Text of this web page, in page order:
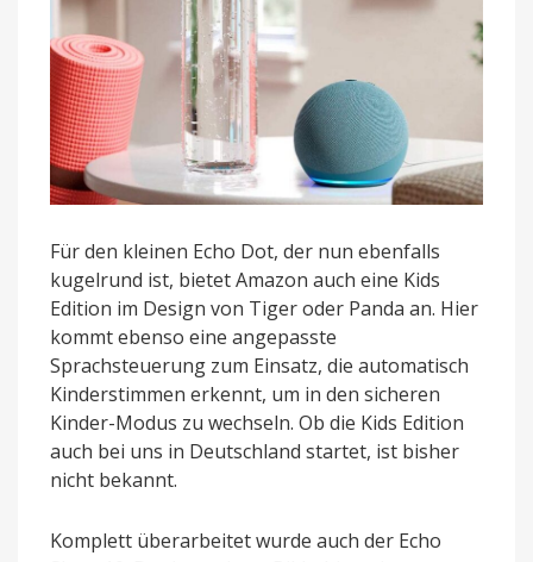
Für den kleinen Echo Dot, der nun ebenfalls
kugelrund ist, bietet Amazon auch eine Kids
Edition im Design von Tiger oder Panda an. Hier
kommt ebenso eine angepasste
Sprachsteuerung zum Einsatz, die automatisch
Kinderstimmen erkennt, um in den sicheren
Kinder-Modus zu wechseln. Ob die Kids Edition
auch bei uns in Deutschland startet, ist bisher
nicht bekannt.
Komplett überarbeitet wurde auch der Echo